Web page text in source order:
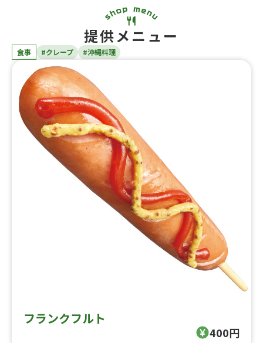
提供メニュー
食事 #クレープ #沖縄料理
フランクフルト
400円